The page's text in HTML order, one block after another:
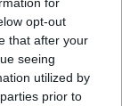
opt-out
that after your
seeing
utilized by
prior to
musical de les